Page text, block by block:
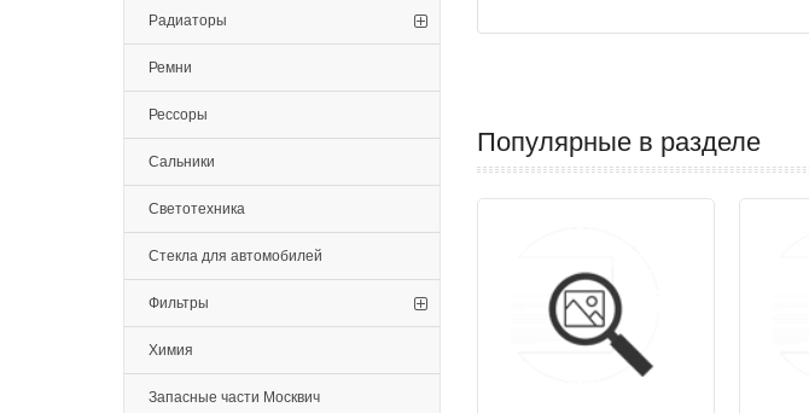
Радиаторы
Ремни
Рессоры
Сальники
Светотехника
Стекла для автомобилей
Фильтры
Химия
Запасные части Москвич
Популярные в разделе